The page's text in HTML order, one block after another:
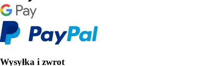
Wysyłka i zwrot